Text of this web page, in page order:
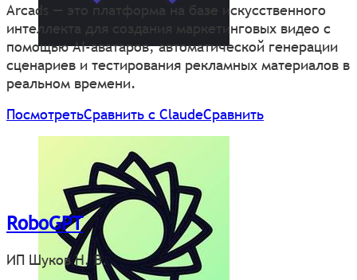
Arcads — это платформа на базе искусственного
интеллекта для создания маркетинговых видео с
помощью AI-аватаров, автоматической генерации
сценариев и тестирования рекламных материалов в
реальном времени.
ПосмотретьСравнить с ClaudeСравнить
RoboGPT
ИП Шуков Н. В.